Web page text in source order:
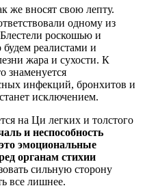
же вносят свою лепту.
одному из
роскошью и
реалистами и
жара и сухости. К
знаменуется
инфекций, бронхитов и
исключением.
на Ци легких и толстого
и неспособность
эмоциональные
органам стихии
сильную сторону
все лишнее.